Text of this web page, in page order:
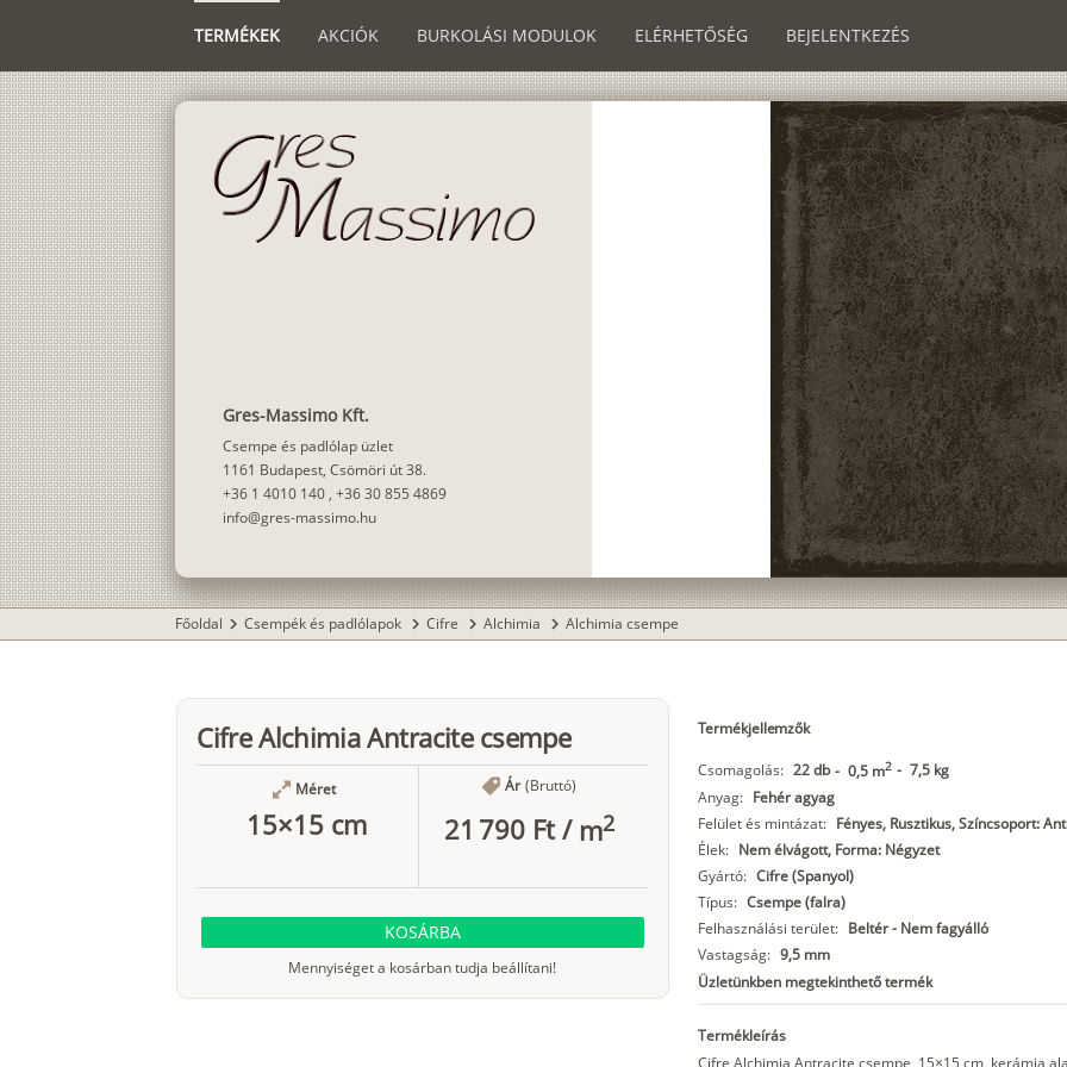
TERMÉKEK AKCIÓK BURKOLÁSI MODULOK ELÉRHETŐSÉG BEJELENTKEZÉS
Gres-Massimo Kft.
Csempe és padlólap üzlet
1161 Budapest, Csömöri út 38.
+36 1 4010 140 , +36 30 855 4869
info@gres-massimo.hu
Főoldal chevron_right Csempék és padlólapok chevron_right Cifre chevron_right Alchimia chevron_right Alchimia csempe
Cifre Alchimia Antracite csempe
Méret
15×15 cm
Ár (Bruttó)
21 790 Ft/ m2
KOSÁRBA
Mennyiséget a kosárban tudja beállítani!
Termékjellemzők
Csomagolás: 22 db - 0,5 m2 - 7,5 kg
Anyag: Fehér agyag
Felület és mintázat: Fényes, Rusztikus, Színcsoport:
Élek: Nem élvágott, Forma: Négyzet
Gyártó: Cifre (Spanyol)
Típus: Csempe (falra)
Felhasználási terület: Beltér - Nem fagyálló
Vastagság: 9,5 mm
Üzletünkben megtekinthető termék
Termékleírás